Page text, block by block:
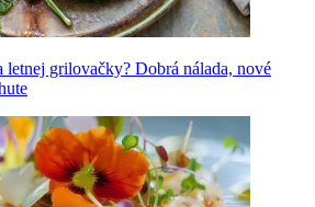
letnej grilovačky? Dobrá nálada, nové